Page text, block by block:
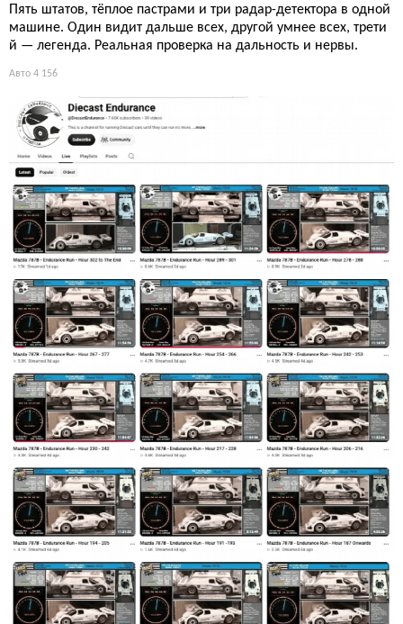
Пять штатов, тёплое пастрами и три радар-детектора в одной
машине. Один видит дальше всех, другой умнее всех, трети
й — легенда. Реальная проверка на дальность и нервы.
Авто 4 156